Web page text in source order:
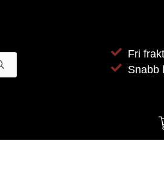
Fri frakt
Snabb